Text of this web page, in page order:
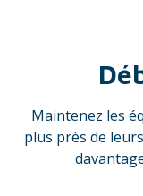
Maintenez les
plus près de